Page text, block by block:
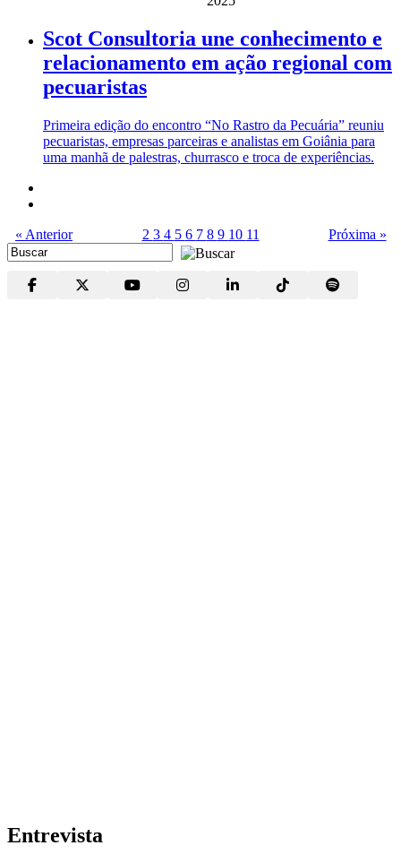
Scot Consultoria une conhecimento e
relacionamento em ação regional com
pecuaristas
Primeira edição do encontro “No Rastro da Pecuária” reuniu
pecuaristas, empresas parceiras e analistas em Goiânia para
uma manhã de palestras, churrasco e troca de experiências.
« Anterior 2 3 4 5 6 7 8 9 10 11 Próxima »
Entrevista